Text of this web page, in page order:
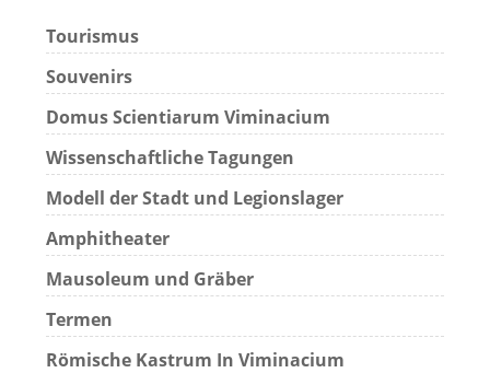
Tourismus
Souvenirs
Domus Scientiarum Viminacium
Wissenschaftliche Tagungen
Modell der Stadt und Legionslager
Amphitheater
Mausoleum und Gräber
Termen
Römische Kastrum In Viminacium